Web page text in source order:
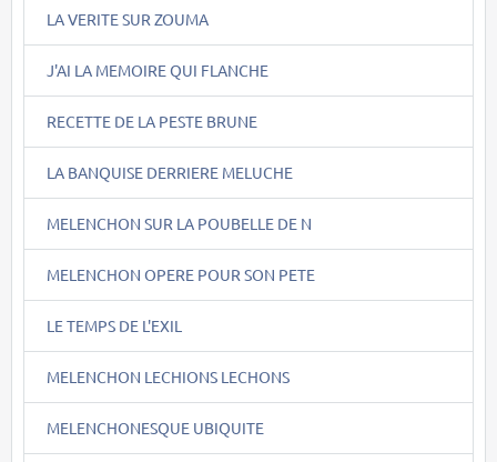
LA VERITE SUR ZOUMA
J'AI LA MEMOIRE QUI FLANCHE
RECETTE DE LA PESTE BRUNE
LA BANQUISE DERRIERE MELUCHE
MELENCHON SUR LA POUBELLE DE N
MELENCHON OPERE POUR SON PETE
LE TEMPS DE L'EXIL
MELENCHON LECHIONS LECHONS
MELENCHONESQUE UBIQUITE